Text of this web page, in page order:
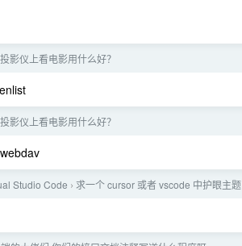
投影仪上看电影用什么好？
投影仪上看电影用什么好？
Studio Code › 求一个 cursor 或者 vscode 中护眼主题